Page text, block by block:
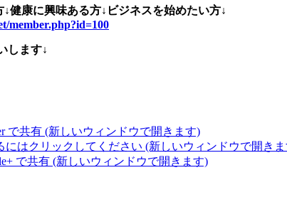
健康に興味ある方↓ビジネスを始めたい方↓
member.php?id=100
します↓
で共有 (新しいウィンドウで開きます)
にはクリックしてください (新しいウィンドウで開き
で共有 (新しいウィンドウで開きます)